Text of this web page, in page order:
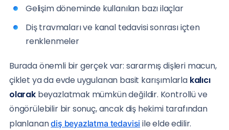
Gelişim döneminde kullanılan bazı ilaçlar
Diş travmaları ve kanal tedavisi sonrası içten
renklenmeler
Burada önemli bir gerçek var: sararmış dişleri macun,
çiklet ya da evde uygulanan basit karışımlarla kalıcı
olarakbeyazlatmak mümkün değildir. Kontrollü ve
öngörülebilir bir sonuç, ancak diş hekimi tarafından
planlanandiş beyazlatma tedavisi ile elde edilir.